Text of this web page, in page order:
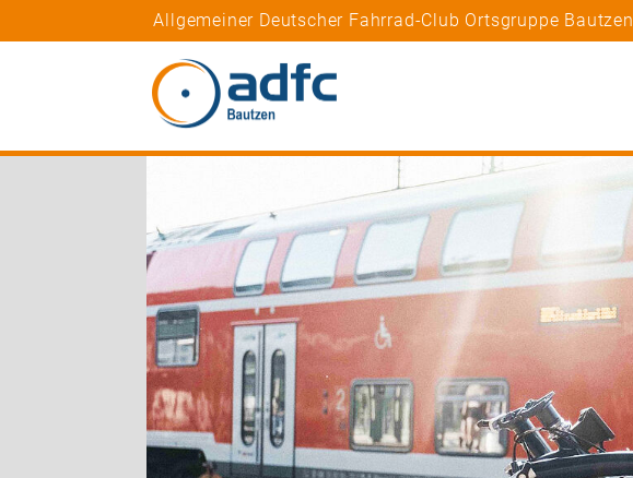
Allgemeiner Deutscher Fahrrad-Club Ortsgruppe Bautzen